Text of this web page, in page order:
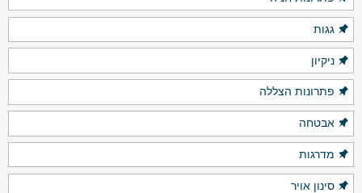
גגות
ניקיון
פתרונות הצללה
אבטחה
מדרגות
סינון אויר